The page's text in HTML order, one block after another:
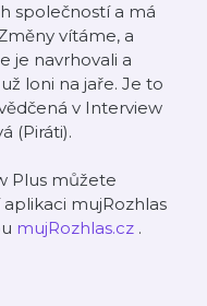
společností a má
vítáme, a
je navrhovali a
loni na jaře. Je to
v Interview
(Piráti).
Plus můžete
mujRozhlas
mujRozhlas.cz .